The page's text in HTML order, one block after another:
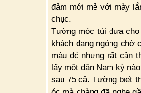
đảm mới mẻ với mày
chục.
Tường móc túi đưa
khách đang ngóng chờ
màu đỏ nhưng rất cần
lấy một dân Nam kỳ
sau 75 cả. Tường biết